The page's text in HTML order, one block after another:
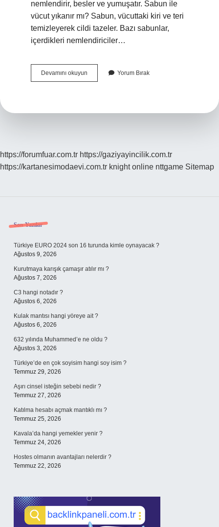
nemlendirir, besler ve yumuşatır. Sabun ile
vücut yıkanır mı? Sabun, vücuttaki kiri ve teri
temizleyerek cildi tazeler. Bazı sabunlar,
içerdikleri nemlendiriciler…
Devamını okuyun
Hangi
Yorum Bırak
https://forumfuar.com.tr https://gaziyayincilik.com.tr
https://kartanesimodaevi.com.tr knight online nttgame Sitemap
Sidebar
Son Yazılar
Türkiye EURO 2024 son 16 turunda kimle oynayacak ?
Ağustos 9, 2026
Kurutmaya karışık çamaşır atılır mı ?
Ağustos 7, 2026
C3 hangi notadır ?
Ağustos 6, 2026
Kulak mantısı hangi yöreye ait ?
Ağustos 6, 2026
632 yılında Muhammed’e ne oldu ?
Ağustos 3, 2026
Türkiye’de en çok soyisim hangi soy isim ?
Temmuz 29, 2026
Aşırı cinsel isteğin sebebi nedir ?
Temmuz 27, 2026
Katılma hesabı açmak mantıklı mı ?
Temmuz 25, 2026
Kavala’da hangi yemekler yenir ?
Temmuz 24, 2026
Hostes olmanın avantajları nelerdir ?
Temmuz 22, 2026